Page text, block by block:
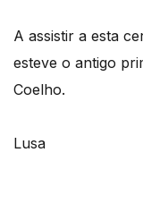
A assistir a esta
esteve o antigo
Coelho.
Lusa